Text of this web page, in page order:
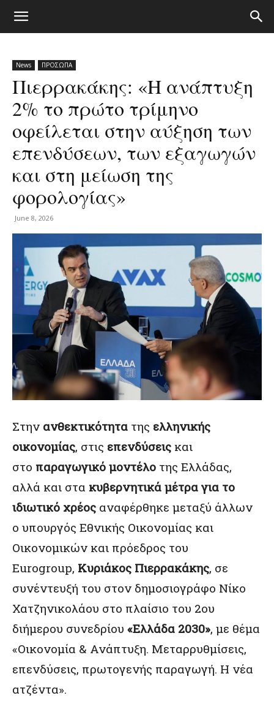
News ΠΡΟΣΩΠΑ
Πιερρακάκης: «Η ανάπτυξη
2% το πρώτο τρίμηνο
οφείλεται στην αύξηση των
επενδύσεων, των εξαγωγών
και στη μείωση της
φορολογίας»
June 8, 2026
Στην ανθεκτικότητα της ελληνικής
οικονομίας, στις επενδύσεις και
στο παραγωγικό μοντέλο της Ελλάδας,
αλλά και στα κυβερνητικά μέτρα για το
ιδιωτικό χρέος αναφέρθηκε μεταξύ άλλων
ο υπουργός Εθνικής Οικονομίας και
Οικονομικών και πρόεδρος του
Eurogroup, Κυριάκος Πιερρακάκης, σε
συνέντευξή του στον δημοσιογράφο Νίκο
Χατζηνικολάου στο πλαίσιο του 2ου
διήμερου συνεδρίου «Ελλάδα 2030», με θέμα
«Οικονομία & Ανάπτυξη. Μεταρρυθμίσεις,
επενδύσεις, πρωτογενής παραγωγή. Η νέα
ατζέντα».